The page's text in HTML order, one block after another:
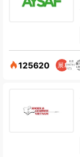
125620